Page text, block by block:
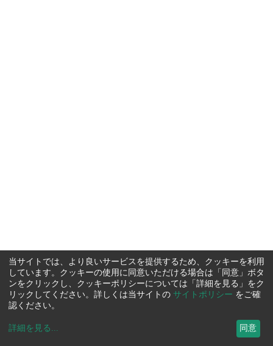
当サイトでは、より良いサービスを提供するため、クッキーを利用
しています。クッキーの使用に同意いただける場合は「同意」ボタ
ンをクリックし、クッキーポリシーについては「詳細を見る」をク
リックしてください。詳しくは当サイトの サイトポリシー をご確
認ください。
詳細を見る ... 同意